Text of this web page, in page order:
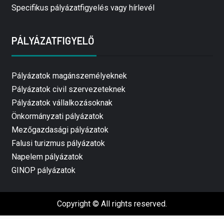
Specifikus pályázatfigyelés vagy hírlevél
PÁLYÁZATFIGYELŐ
Pályázatok magánszemélyeknek
Pályázatok civil szervezeteknek
Pályázatok vállalkozásoknak
Önkormányzati pályázatok
Mezőgazdasági pályázatok
Falusi turizmus pályázatok
Napelem pályázatok
GINOP pályázatok
Copyright © All rights reserved.